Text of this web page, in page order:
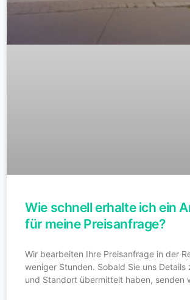
Wie schnell erhalte ich ein
für meine Preisanfrage?
Wir bearbeiten Ihre Preisanfrage in der
weniger Stunden. Sobald Sie uns Details
und Standort übermittelt haben, senden